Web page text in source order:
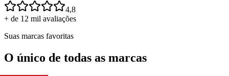
4,8
+ de 12 mil avaliações
Suas marcas favoritas
O único de todas as marcas